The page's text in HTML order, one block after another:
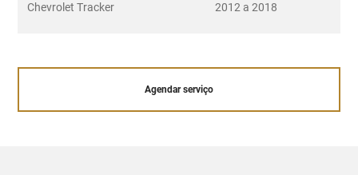
Chevrolet Tracker 2012 a 2018
Agendar serviço